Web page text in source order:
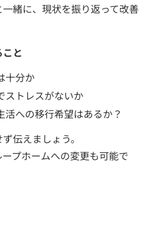
緒に、現状を振り返って改善
と
十分か
ストレスがないか
への移行希望はあるか？
伝えましょう。
プホームへの変更も可能で